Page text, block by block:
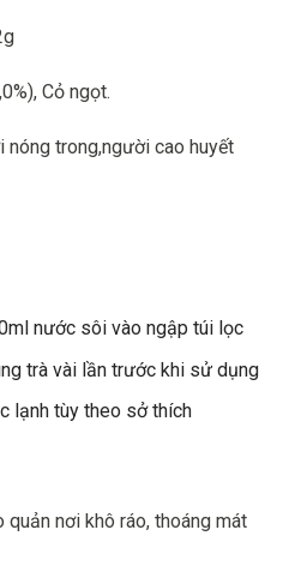
Cỏ ngọt.
nóng trong,người cao huyết
nước sôi vào ngập túi lọc
trà vài lần trước khi sử dụng
lạnh tùy theo sở thích
quản nơi khô ráo, thoáng mát